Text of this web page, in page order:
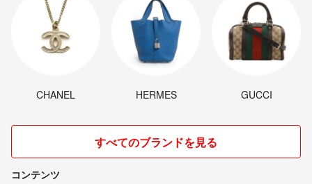
CHANEL HERMES GUCCI
すべてのブランドを見る
コンテンツ